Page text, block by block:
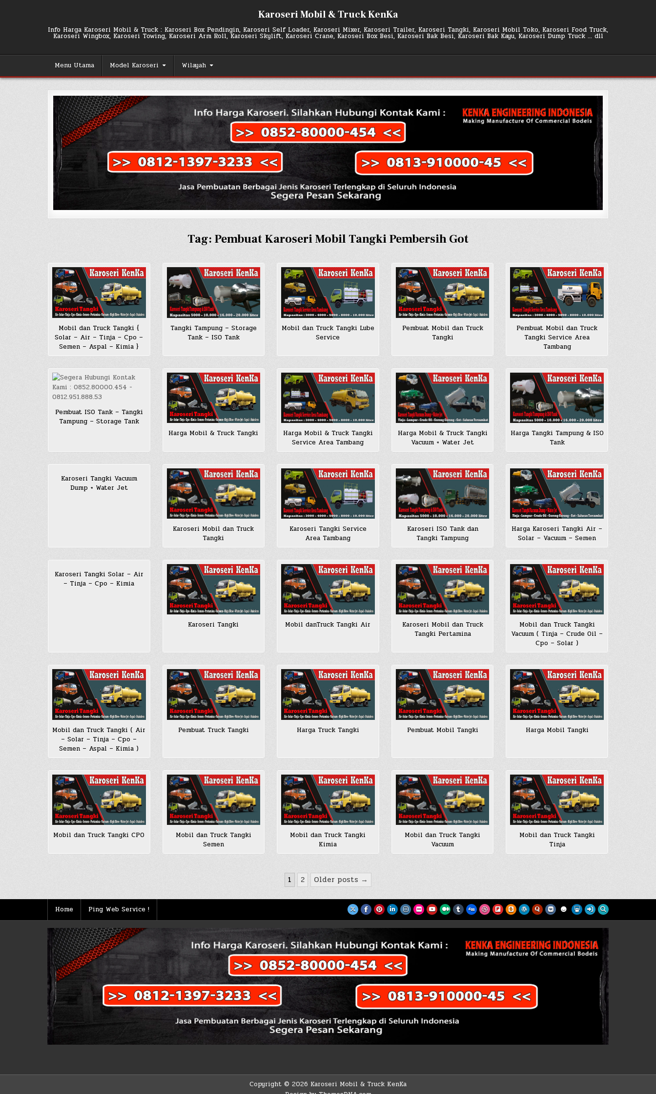
Karoseri Mobil & Truck KenKa
Info Harga Karoseri Mobil & Truck : Karoseri Box Pendingin, Karoseri Self Loader, Karoseri Mixer, Karoseri Trailer, Karoseri Tangki, Karoseri Mobil Toko, Karoseri Food Truck,
Karoseri Wingbox, Karoseri Towing, Karoseri Arm Roll, Karoseri Skylift, Karoseri Crane, Karoseri Box Besi, Karoseri Bak Besi, Karoseri Bak Kayu, Karoseri Dump Truck … dll
Menu Utama Model Karoseri Wilayah
Tag: Pembuat Karoseri Mobil Tangki Pembersih Got
Mobil dan Truck Tangki {
Solar – Air – Tinja – Cpo –
Semen – Aspal – Kimia }
Tangki Tampung – Storage
Tank – ISO Tank
Mobil dan Truck Tangki Lube
Service
Pembuat Mobil dan Truck
Tangki
Pembuat Mobil dan Truck
Tangki Service Area
Tambang
Pembuat ISO Tank – Tangki
Tampung – Storage Tank
Harga Mobil & Truck Tangki
Harga Mobil & Truck Tangki
Service Area Tambang
Harga Mobil & Truck Tangki
Vacuum + Water Jet
Harga Tangki Tampung & ISO
Tank
Karoseri Tangki Vacuum
Dump + Water Jet
Karoseri Mobil dan Truck
Tangki
Karoseri Tangki Service
Area Tambang
Karoseri ISO Tank dan
Tangki Tampung
Harga Karoseri Tangki Air –
Solar – Vacuum – Semen
Karoseri Tangki Solar – Air
– Tinja – Cpo – Kimia
Karoseri Tangki Mobil danTruck Tangki Air
Karoseri Mobil dan Truck
Tangki Pertamina
Mobil dan Truck Tangki
Vacuum ( Tinja – Crude Oil –
Cpo – Solar )
Mobil dan Truck Tangki ( Air
– Solar – Tinja – Cpo –
Semen – Aspal – Kimia )
Pembuat Truck Tangki Harga Truck Tangki Pembuat Mobil Tangki Harga Mobil Tangki
Mobil dan Truck Tangki CPO
Mobil dan Truck Tangki
Semen
Mobil dan Truck Tangki
Kimia
Mobil dan Truck Tangki
Vacuum
Mobil dan Truck Tangki
Tinja
1 2 Older posts →
Home Ping Web Service !
Copyright © 2026 Karoseri Mobil & Truck KenKa